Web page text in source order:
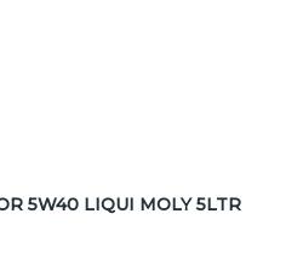
5W40 LIQUI MOLY 5LTR